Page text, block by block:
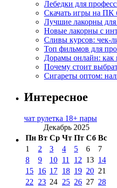
Лебедки для
Скачать игры на ПК
Лучшие лакорны для
Новые лакорны с
Сливы курсов: чек-
Топ фильмов для
Дорамы онлайн: как
Почему стоит
Сигареты оптом:
Интересное
чат рулетка 18+ пары
Декабрь 2025
Пн Вт Ср Чт Пт Сб Вс
1
2 3 4 5 6
7
8
9 10 11 12 13 14
15 16 17 18 19 20 21
22
23 24 25 26 27 28